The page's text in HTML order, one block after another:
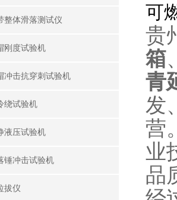
整体滑落测试仪
刚度试验机
冲击抗穿刺试验机
绕试验机
液压试验机
锤冲击试验机
拔仪
可
贵
箱
青
发
营
业
品